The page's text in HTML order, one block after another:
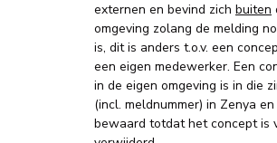
externen en bevind zich buiten
omgeving zolang de melding
is, dit is anders t.o.v. een
een eigen medewerker. Een
in de eigen omgeving is in die
(incl. meldnummer) in Zenya
bewaard totdat het concept is